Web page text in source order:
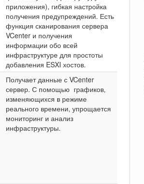
приложения), гибкая настройка
получения предупреждений. Есть
функция сканирования сервера
VCenter и получения
информации обо всей
инфраструктуре для простоты
добавления ESXI хостов.
Получает данные с VCenter
сервер. С помощью графиков,
изменяющихся в режиме
реального времени, упрощается
мониторинг и анализ
инфраструктуры.